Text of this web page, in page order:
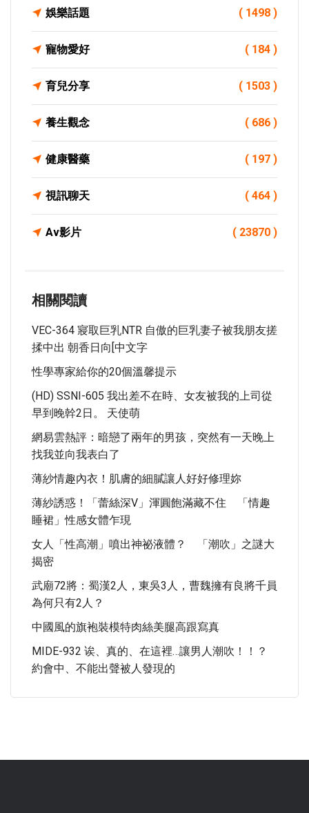
娛樂話題 ( 1498 )
寵物愛好 ( 184 )
育兒分享 ( 1503 )
養生觀念 ( 686 )
健康醫藥 ( 197 )
視訊聊天 ( 464 )
Av影片 ( 23870 )
相關閱讀
VEC-364 寢取巨乳NTR 自傲的巨乳妻子被我朋友搓
揉中出 朝香日向[中文字
性學專家給你的20個溫馨提示
(HD) SSNI-605 我出差不在時、女友被我的上司從
早到晚幹2日。 天使萌
網易雲熱評：暗戀了兩年的男孩，突然有一天晚上
找我並向我表白了
薄紗情趣內衣！肌膚的細膩讓人好好修理妳
薄紗誘惑！「蕾絲深V」渾圓飽滿藏不住 「情趣
睡裙」性感女體乍現
女人「性高潮」噴出神祕液體？ 「潮吹」之謎大
揭密
武廟72將：蜀漢2人，東吳3人，曹魏擁有良將千員
為何只有2人？
中國風的旗袍裝模特肉絲美腿高跟寫真
MIDE-932 诶、真的、在這裡…讓男人潮吹！！？
約會中、不能出聲被人發現的